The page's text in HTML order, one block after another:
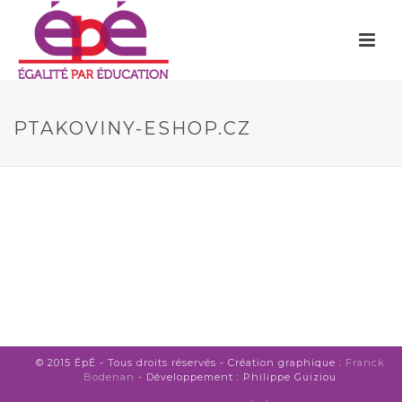
PTAKOVINY-ESHOP.CZ
© 2015 ÉpÉ - Tous droits réservés - Création graphique : Franck
Bodenan - Développement : Philippe Guiziou